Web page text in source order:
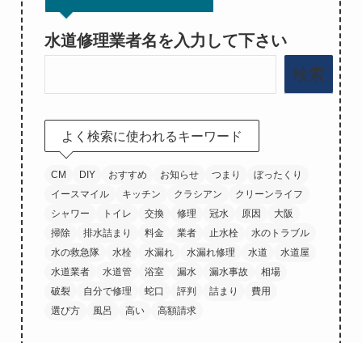
水道修理業者名を入力して下さい
検索
よく検索に使われるキーワード
CM DIY おすすめ お知らせ つまり
ぼったくり
イースマイル
キッチン クラシアン
クリーンライフ
シャワー
トイレ 交換 修理 冠水 原因
大阪
掃除
排水詰まり 料金 業者 止水栓
水のトラブル
水の救急隊
水栓 水漏れ 水漏れ修理 水道
水道屋
水道業者
水道管 浴室 漏水 漏水事故
相場
破裂
自分で修理 蛇口 評判 詰まり
費用
選び方
風呂 高い 高額請求